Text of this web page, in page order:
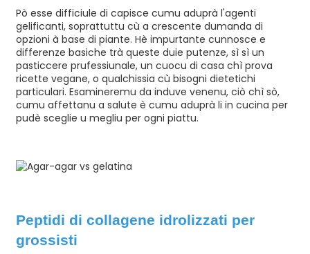
Pò esse difficiule di capisce cumu aduprà l'agenti
gelificanti, soprattuttu cù a crescente dumanda di
opzioni à base di piante. Hè impurtante cunnosce e
differenze basiche trà queste duie putenze, sì sì un
pasticcere prufessiunale, un cuocu di casa chì prova
ricette vegane, o qualchissia cù bisogni dietetichi
particulari. Esamineremu da induve venenu, ciò chì sò,
cumu affettanu a salute è cumu aduprà li in cucina per
pudè sceglie u megliu per ogni piattu.
Peptidi di collagene idrolizzati per
grossisti